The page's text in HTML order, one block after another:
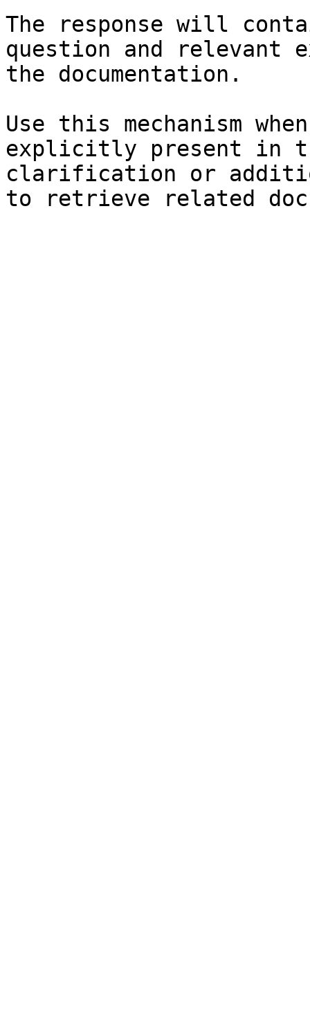
The response will
question and relevant
the documentation.
Use this mechanism
explicitly present in
clarification or